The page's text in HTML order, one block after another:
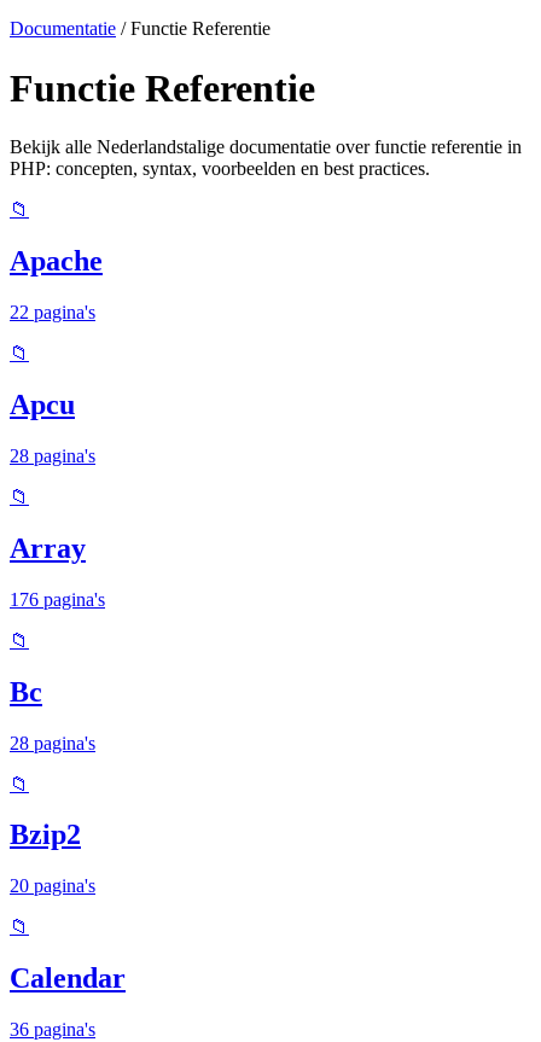
Documentatie / Functie Referentie
Functie Referentie
Bekijk alle Nederlandstalige documentatie over functie referentie in
PHP: concepten, syntax, voorbeelden en best practices.
📁
Apache
22 pagina's
📁
Apcu
28 pagina's
📁
Array
176 pagina's
📁
Bc
28 pagina's
📁
Bzip2
20 pagina's
📁
Calendar
36 pagina's